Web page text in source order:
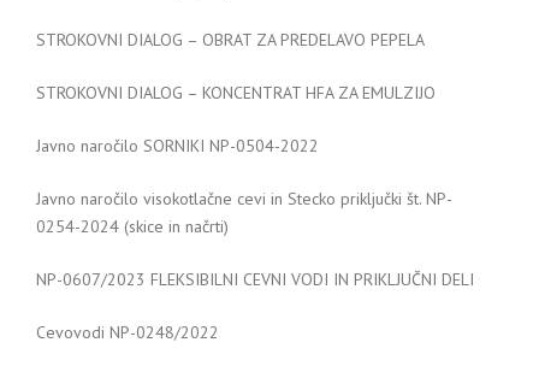
STROKOVNI DIALOG – OBRAT ZA PREDELAVO PEPELA
STROKOVNI DIALOG – KONCENTRAT HFA ZA EMULZIJO
Javno naročilo SORNIKI NP-0504-2022
Javno naročilo visokotlačne cevi in Stecko priključki št. NP-
0254-2024 (skice in načrti)
NP-0607/2023 FLEKSIBILNI CEVNI VODI IN PRIKLJUČNI DELI
Cevovodi NP-0248/2022